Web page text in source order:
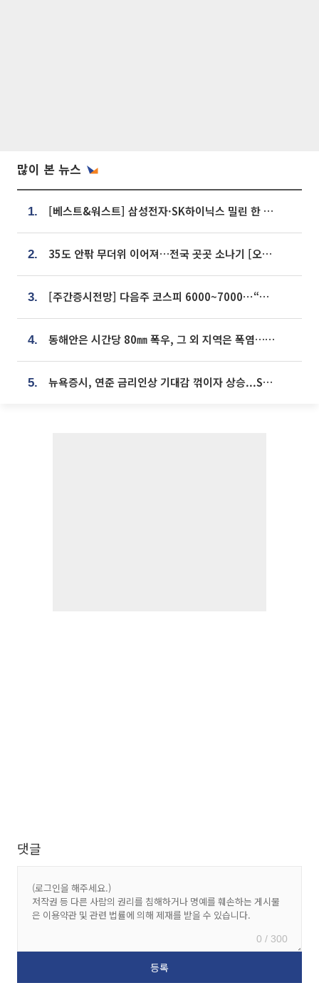
많이 본 뉴스
1. [베스트&워스트] 삼성전자·SK하이닉스 밀린 한 주…상상인증권은 85% 급등
2. 35도 안팎 무더위 이어져…전국 곳곳 소나기 [오늘 날씨]
3. [주간증시전망] 다음주 코스피 6000~7000⋯“外人 수급은 정책이 변수”
4. 동해안은 시간당 80㎜ 폭우, 그 외 지역은 폭염…‘극과 극 날씨’
5. 뉴욕증시, 연준 금리인상 기대감 꺾이자 상승...S&P500 사상 최고치 [종합]
댓글
0 / 300